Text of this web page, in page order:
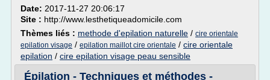
Date: 2017-11-27 20:06:17
Site : http://www.lesthetiqueadomicile.com
Thèmes liés : methode d'epilation naturelle / cire orientale
epilation visage / epilation maillot cire orientale / cire orientale
epilation / cire epilation visage peau sensible
Épilation - Techniques et méthodes -